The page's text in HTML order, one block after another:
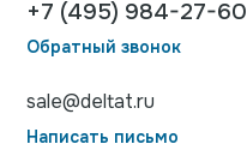
+7 (495) 984-27-60
Обратный звонок
sale@deltat.ru
Написать письмо